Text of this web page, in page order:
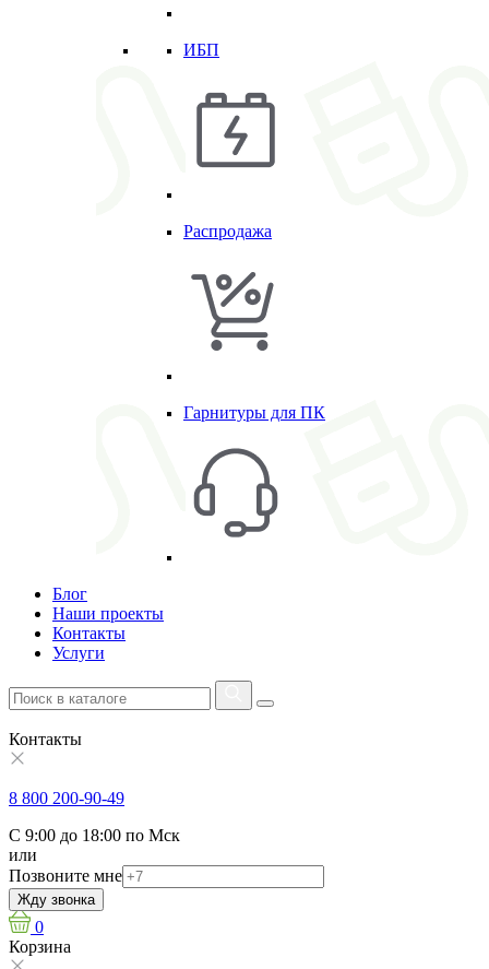
ИБП
Распродажа
Гарнитуры для ПК
Блог
Наши проекты
Контакты
Услуги
Контакты
8 800 200-90-49
С 9:00 до 18:00 по Мск
или
Позвоните мне
Жду звонка
0
Корзина